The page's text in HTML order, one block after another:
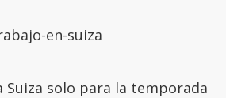
Suiza solo para la temporada